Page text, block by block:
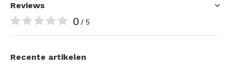
Reviews
0 / 5
Recente artikelen